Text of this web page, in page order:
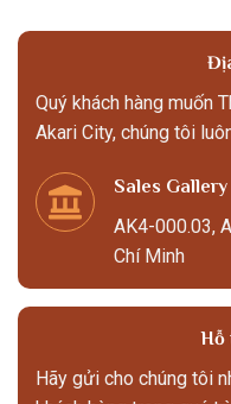
Quý khách hàng muốn
Akari City, chúng tôi
Sales Gallery
AK4-000.03,
Chí Minh
Hỗ
Hãy gửi cho chúng tôi